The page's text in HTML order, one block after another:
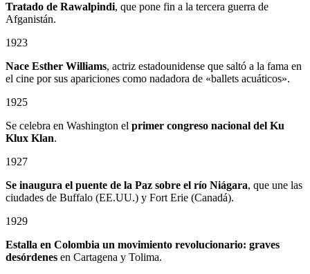
Tratado de Rawalpindi, que pone fin a la tercera guerra de
Afganistán.
1923
Nace Esther Williams, actriz estadounidense que saltó a la fama en
el cine por sus apariciones como nadadora de «ballets acuáticos».
1925
Se celebra en Washington el primer congreso nacional del Ku
Klux Klan.
1927
Se inaugura el puente de la Paz sobre el río Niágara, que une las
ciudades de Buffalo (EE.UU.) y Fort Erie (Canadá).
1929
Estalla en Colombia un movimiento revolucionario: graves
desórdenes en Cartagena y Tolima.